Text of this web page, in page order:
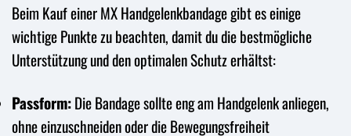
Beim Kauf einer MX Handgelenkbandage gibt es einige
wichtige Punkte zu beachten, damit du die bestmögliche
Unterstützung und den optimalen Schutz erhältst:
Passform:Die Bandage sollte eng am Handgelenk anliegen,
ohne einzuschneiden oder die Bewegungsfreiheit